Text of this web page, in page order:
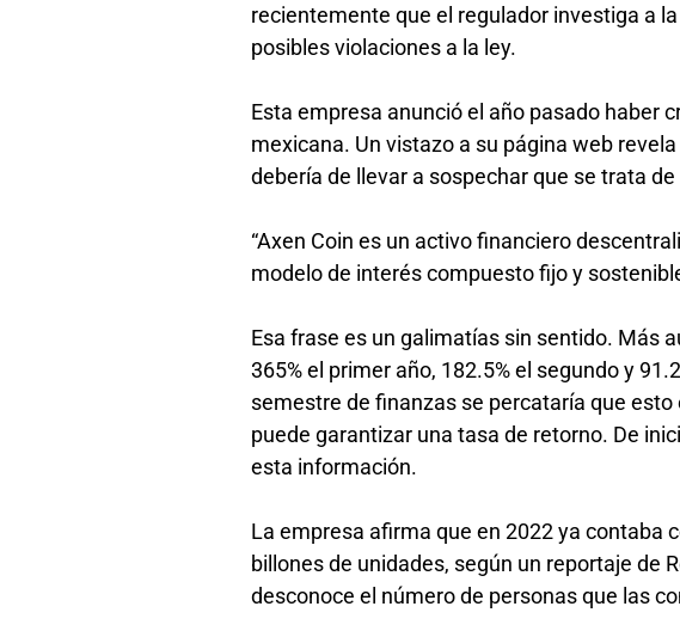
recientemente que el regulador investiga a
posibles violaciones a la ley.
Esta empresa anunció el año pasado haber
mexicana. Un vistazo a su página web
debería de llevar a sospechar que se trata
“Axen Coin es un activo financiero
modelo de interés compuesto fijo y
Esa frase es un galimatías sin sentido. Más
365% el primer año, 182.5% el segundo y
semestre de finanzas se percataría que
puede garantizar una tasa de retorno. De
esta información.
La empresa afirma que en 2022 ya contaba
billones de unidades, según un reportaje de
desconoce el número de personas que las